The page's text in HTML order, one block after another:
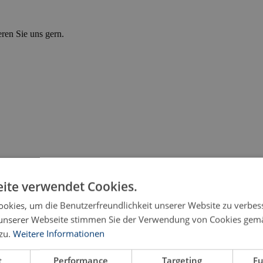
Sie uns gern.
die subjektive Wahrscheinlichkeit des
verwendet Cookies.
um die Benutzerfreundlichkeit unserer Website zu
Webseite stimmen Sie der Verwendung von Cookies
Weitere Informationen
Performance Targeting